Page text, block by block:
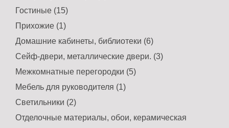
Гостиные (15)
Прихожие (1)
Домашние кабинеты, библиотеки (6)
Сейф-двери, металлические двери. (3)
Межкомнатные перегородки (5)
Мебель для руководителя (1)
Светильники (2)
Отделочные материалы, обои, керамическая